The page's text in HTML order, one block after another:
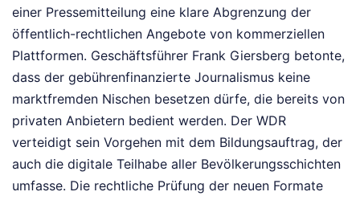
einer Pressemitteilung eine klare Abgrenzung der
öffentlich-rechtlichen Angebote von kommerziellen
Plattformen. Geschäftsführer Frank Giersberg betonte,
dass der gebührenfinanzierte Journalismus keine
marktfremden Nischen besetzen dürfe, die bereits von
privaten Anbietern bedient werden. Der WDR
verteidigt sein Vorgehen mit dem Bildungsauftrag, der
auch die digitale Teilhabe aller Bevölkerungsschichten
umfasse. Die rechtliche Prüfung der neuen Formate